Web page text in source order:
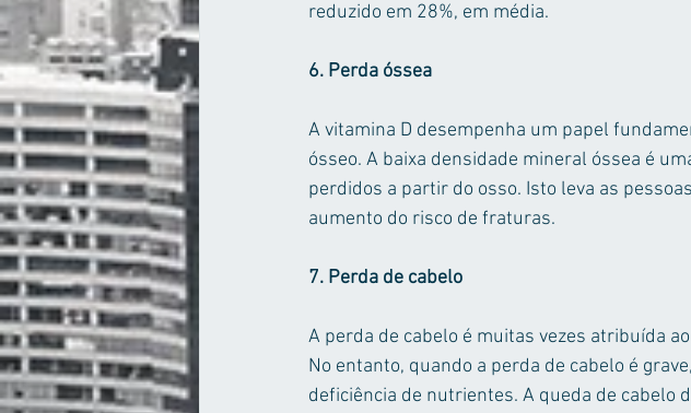
reduzido em 28%, em média.
6. Perda óssea
A vitamina D desempenha um papel
ósseo. A baixa densidade mineral óssea é
perdidos a partir do osso. Isto leva as
aumento do risco de fraturas.
7. Perda de cabelo
A perda de cabelo é muitas vezes atribuída
No entanto, quando a perda de cabelo é
deficiência de nutrientes. A queda de cabelo